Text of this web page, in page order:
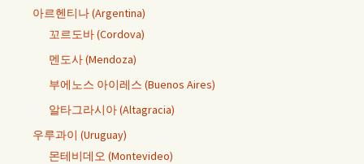
아르헨티나 (Argentina)
꼬르도바 (Cordova)
멘도사 (Mendoza)
부에노스 아이레스 (Buenos Aires)
알타그라시아 (Altagracia)
우루과이 (Uruguay)
몬테비데오 (Montevideo)